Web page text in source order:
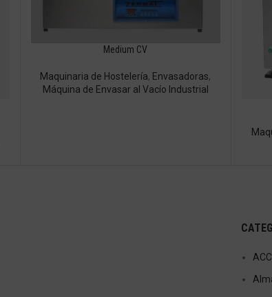
Medium CV
Maquinaria de Hostelería, Envasadoras,
Máquina de Envasar al Vacío Industrial